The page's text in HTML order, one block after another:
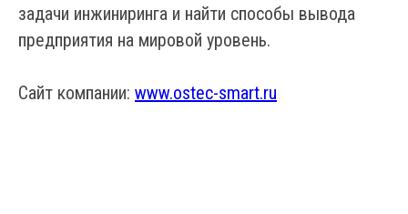
задачи инжиниринга и найти способы вывода
предприятия на мировой уровень.
Сайт компании: www.ostec-smart.ru